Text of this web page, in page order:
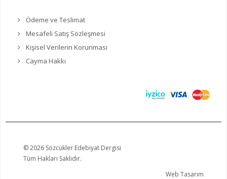
Ödeme ve Teslimat
Mesafeli Satış Sözleşmesi
Kişisel Verilerin Korunması
Cayma Hakkı
© 2026 Sözcükler Edebiyat Dergisi
Tüm Hakları Saklıdır.
Web Tasarım